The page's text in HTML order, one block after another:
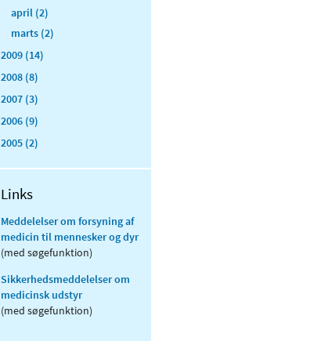
april (2)
marts (2)
2009 (14)
2008 (8)
2007 (3)
2006 (9)
2005 (2)
Links
Meddelelser om forsyning af
medicin til mennesker og dyr
(med søgefunktion)
Sikkerhedsmeddelelser om
medicinsk udstyr
(med søgefunktion)